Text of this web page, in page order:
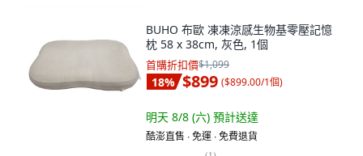
BUHO 布歐 凍凍涼感生物基零壓記憶
枕 58 x 38cm, 灰色, 1個
首購折扣價$1,099
18% $899 ($899.00/1個)
明天 8/8 (六) 預計送達
酷澎直售 ∙ 免運 ∙ 免費退貨